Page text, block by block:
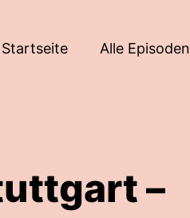
Startseite Alle Episoden
–